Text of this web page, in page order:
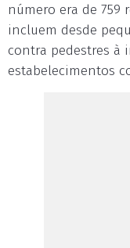
número era de 759
incluem desde
contra pedestres à
estabelecimentos